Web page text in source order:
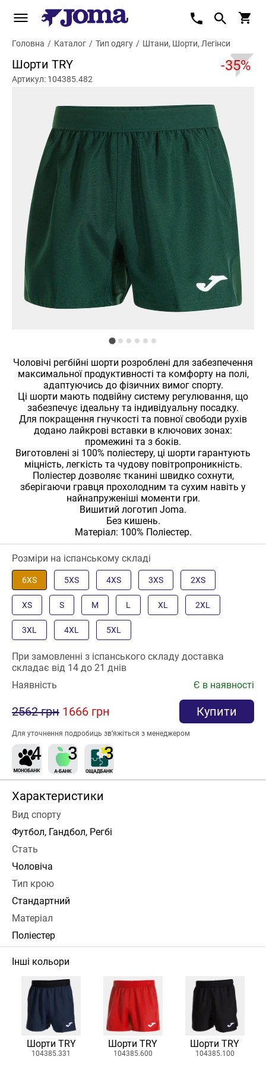
Головна / Каталог / Тип одягу / Штани, Шорти, Легінси
Шорти TRY -35%
Артикул: 104385.482
Чоловічі регбійні шорти розроблені для забезпечення
максимальної продуктивності та комфорту на полі,
адаптуючись до фізичних вимог спорту.
Ці шорти мають подвійну систему регулювання, що
забезпечує ідеальну та індивідуальну посадку.
Для покращення гнучкості та повної свободи рухів
додано лайкрові вставки в ключових зонах:
промежині та з боків.
Виготовлені зі 100% поліестеру, ці шорти гарантують
міцність, легкість та чудову повітропроникність.
Поліестер дозволяє тканині швидко сохнути,
зберігаючи гравця прохолодним та сухим навіть у
найнапруженіші моменти гри.
Вишитий логотип Joma.
Без кишень.
Матеріал: 100% Поліестер.
Розміри на іспанському складі
6XS 5XS 4XS 3XS 2XS
XS S M L XL 2XL
3XL 4XL 5XL
При замовленні з іспанського складу доставка
складає від 14 до 21 днів
Наявність
Є в наявності
2562 грн 1666 грн Купити
Для уточнення подробиць зв’яжіться з менеджером
Характеристики
Вид спорту
Футбол, Гандбол, Регбі
Стать
Чоловіча
Тип крою
Стандартний
Матеріал
Поліестер
Інші кольори
Шорти TRY
104385.331
Шорти TRY
104385.600
Шорти TRY
104385.100